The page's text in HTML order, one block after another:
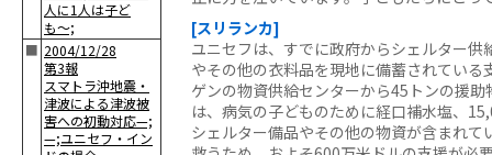
人に1人は子ど
も〜;
■ 2004/12/28
第3報
スマトラ沖地震・
津波による津波被
害への初動対応—;
—;ユニセフ・イン
[スリランカ]
ユニセフは、すでに政府からシェルター
やその他の衣料品を現地に備蓄されてい
ゲンの物資供給センターから45トンの援
は、病気の子どものために経口補水塩、
シェルター備品やその他の物資が含まれ